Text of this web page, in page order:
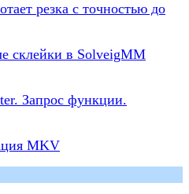
резка с точностью до
склейки в SolveigMM
Запрос функции.
MKV